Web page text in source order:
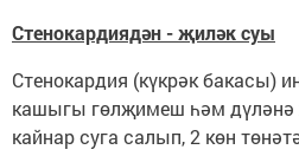
Стенокардиядән - җиләк суы
Стенокардия (күкрәк бакасы)
кашыгы гөлҗимеш һәм дүләнә
кайнар суга салып, 2 көн